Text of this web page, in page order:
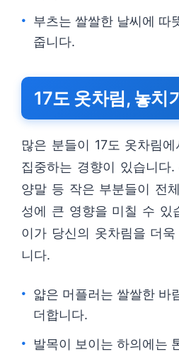
부츠는 쌀쌀한 날씨에 따
줍니다.
17도 옷차림, 놓치
많은 분들이 17도 옷차림
집중하는 경향이 있습니다
양말 등 작은 부분들이 전
성에 큰 영향을 미칠 수 있
이가 당신의 옷차림을 더
니다.
얇은 머플러는 쌀쌀한 바
더합니다.
발목이 보이는 하의에는